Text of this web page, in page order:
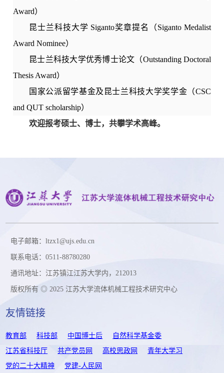
Award）
昆士兰科技大学 Siganto奖章提名（Siganto Medalist
Award Nominee）
昆士兰科技大学优秀博士论文（Outstanding Doctoral
Thesis Award）
国家公派留学基金及昆士兰科技大学奖学金（CSC
and QUT scholarship）
欢迎报考硕士、博士，共攀学术高峰。
电子邮箱：ltzx1@ujs.edu.cn
联系电话：0511-88780280
通讯地址：江苏镇江江苏大学内，212013
版权所有 ◎ 2025 江苏大学流体机械工程技术研究中心
友情链接
教育部 科技部 中国博士后
自然科学基金委
江苏省科技厅
共产党员网 高校思政网
青年大学习
党的二十大精神
党建-人民网